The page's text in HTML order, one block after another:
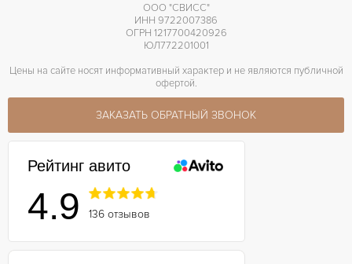
ООО "СВИСС"
ИНН 9722007386
ОГРН 1217700420926
ЮЛ772201001
Цены на сайте носят информативный характер и не являются публичной
офертой.
ЗАКАЗАТЬ ОБРАТНЫЙ ЗВОНОК
Рейтинг авито
4.9 136 отзывов